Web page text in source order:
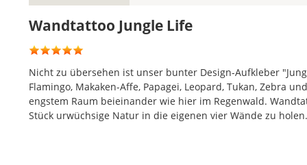
Wandtattoo Jungle Life
Nicht zu übersehen ist unser bunter Design-Aufkleber
Flamingo, Makaken-Affe, Papagei, Leopard, Tukan, Zebra
engstem Raum beieinander wie hier im Regenwald.
Stück urwüchsige Natur in die eigenen vier Wände zu holen.